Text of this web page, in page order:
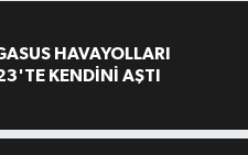
HAVAYOLLARI
KENDİNİ AŞTI